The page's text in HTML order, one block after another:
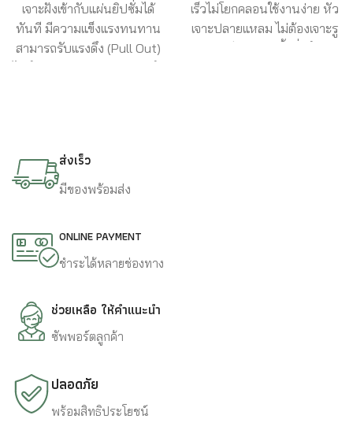
เจาะฝังเข้ากับแผ่นยิปซั่มได้
ทันที มีความแข็งแรงทนทาน
สามารถรับแรงดึง (Pull Out)
เร็วไม่โยกคลอนใช้งานง่าย หัว
เจาะปลายแหลม ไม่ต้องเจาะรู
ส่งเร็ว
มีของพร้อมส่ง
ONLINE PAYMENT
ชำระได้หลายช่องทาง
ช่วยเหลือ ให้คำแนะนำ
ซัพพอร์ตลูกค้า
ปลอดภัย
พร้อมสิทธิประโยชน์